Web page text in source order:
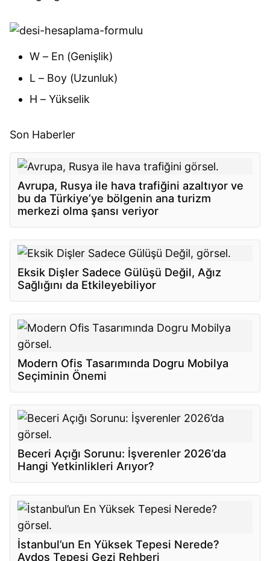
W – En (Genişlik)
L – Boy (Uzunluk)
H – Yükselik
Son Haberler
Avrupa, Rusya ile hava trafiğini azaltıyor ve
bu da Türkiye’ye bölgenin ana turizm
merkezi olma şansı veriyor
Eksik Dişler Sadece Gülüşü Değil, Ağız
Sağlığını da Etkileyebiliyor
Modern Ofis Tasarımında Dogru Mobilya
Seçiminin Önemi
Beceri Açığı Sorunu: İşverenler 2026’da
Hangi Yetkinlikleri Arıyor?
İstanbul’un En Yüksek Tepesi Nerede?
Aydos Tepesi Gezi Rehberi